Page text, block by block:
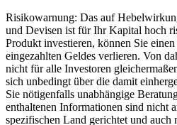
Risikowarnung: Das auf
und Devisen ist für Ihr Kapital hoch
Produkt investieren, können Sie
eingezahlten Geldes verlieren. Von
nicht für alle Investoren
sich unbedingt über die damit
Sie nötigenfalls unabhängige
enthaltenen Informationen sind nicht
spezifischen Land gerichtet und auch